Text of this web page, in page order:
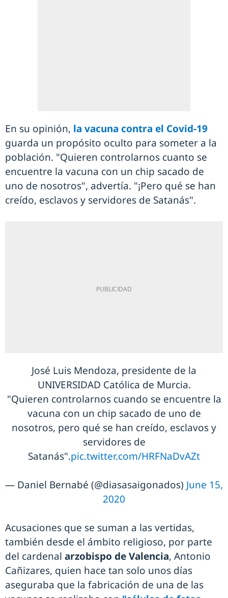
En su opinión, la vacuna contra el Covid-19
guarda un propósito oculto para someter a la
población. "Quieren controlarnos cuanto se
encuentre la vacuna con un chip sacado de
uno de nosotros", advertía. "¡Pero qué se han
creído, esclavos y servidores de Satanás".
José Luis Mendoza, presidente de la
UNIVERSIDAD Católica de Murcia.
"Quieren controlarnos cuando se encuentre la
vacuna con un chip sacado de uno de
nosotros, pero qué se han creído, esclavos y
servidores de
Satanás".pic.twitter.com/HRFNaDvAZt
— Daniel Bernabé (@diasasaigonados) June 15,
2020
Acusaciones que se suman a las vertidas,
también desde el ámbito religioso, por parte
del cardenal arzobispo de Valencia, Antonio
Cañizares, quien hace tan solo unos días
aseguraba que la fabricación de una de las